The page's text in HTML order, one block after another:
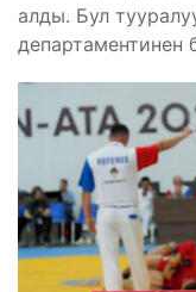
алды. Бул
департаментинен